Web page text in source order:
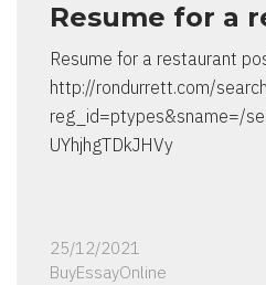
Resume for a
Resume for a restaurant
http://rondurrett.com/
reg_id=ptypes&sname=/
UYhjhgTDkJHVy
25/12/2021
BuyEssayOnline